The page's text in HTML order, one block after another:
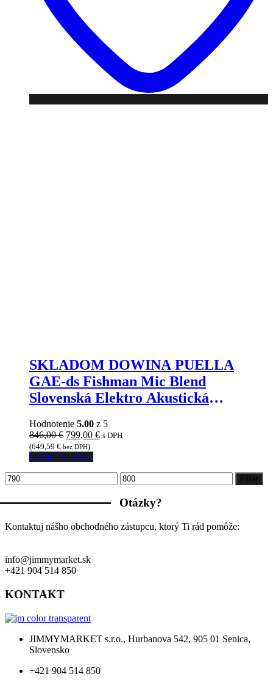
SKLADOM DOWINA PUELLA
GAE-ds Fishman Mic Blend
Slovenská Elektro Akustická
MARKET SENICA
Hodnotenie 5.00 z 5
846,00€ Pôvodná
cena
bola:
799,00 €Aktuálna
s DPH
(649,59 € bez DPH)
Pridať do košíka
Minimálna
cena
Maximálna
cena
Filter
Otázky?
Kontaktuj nášho obchodného zástupcu, ktorý Ti rád pomôže:
info@jimmymarket.sk
+421 904 514 850
KONTAKT
JIMMYMARKET s.r.o., Hurbanova 542, 905 01 Senica,
Slovensko
+421 904 514 850